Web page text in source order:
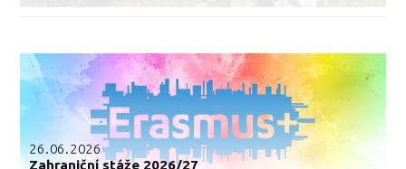
26.06.2026
Zahraniční stáže 2026/27